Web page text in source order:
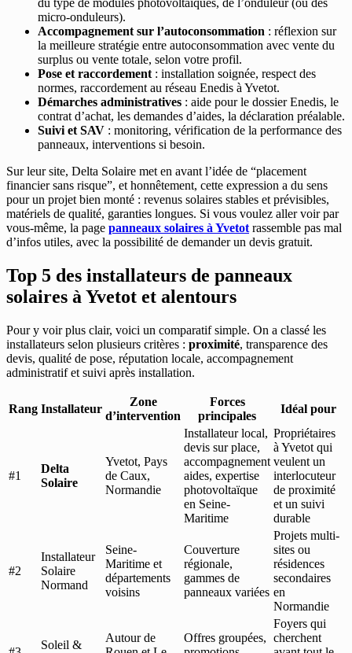
du type de modules photovoltaïques, de l’onduleur (ou des
micro-onduleurs).
Accompagnement sur l’autoconsommation : réflexion sur
la meilleure stratégie entre autoconsommation avec vente du
surplus ou vente totale, selon votre profil.
Pose et raccordement : installation soignée, respect des
normes, raccordement au réseau Enedis à Yvetot.
Démarches administratives : aide pour le dossier Enedis, le
contrat d’achat, les demandes d’aides, la déclaration préalable.
Suivi et SAV : monitoring, vérification de la performance des
panneaux, interventions si besoin.
Sur leur site, Delta Solaire met en avant l’idée de “placement
financier sans risque”, et honnêtement, cette expression a du sens
pour un projet bien monté : revenus solaires stables et prévisibles,
matériels de qualité, garanties longues. Si vous voulez aller voir par
vous-même, la page panneaux solaires à Yvetot rassemble pas mal
d’infos utiles, avec la possibilité de demander un devis gratuit.
Top 5 des installateurs de panneaux
solaires à Yvetot et alentours
Pour y voir plus clair, voici un comparatif simple. On a classé les
installateurs selon plusieurs critères : proximité, transparence des
devis, qualité de pose, réputation locale, accompagnement
administratif et suivi après installation.
Rang Installateur
Zone
d’intervention
Forces
principales
Idéal pour
#1
Delta
Solaire
Yvetot, Pays
de Caux,
Normandie
Installateur local,
devis sur place,
accompagnement
aides, expertise
photovoltaïque
en Seine-
Maritime
Propriétaires
à Yvetot qui
veulent un
interlocuteur
de proximité
et un suivi
durable
#2
Installateur
Solaire
Normand
Seine-
Maritime et
départements
voisins
Couverture
régionale,
gammes de
panneaux variées
Projets multi-
sites ou
résidences
secondaires
en
Normandie
Soleil &
Autour de
Offres groupées,
Foyers qui
cherchent